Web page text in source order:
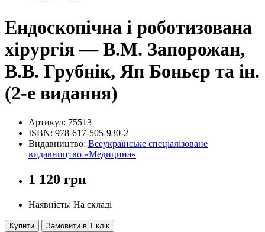
Ендоскопічна і роботизована
хірургія — В.М. Запорожан,
В.В. Грубнік, Яп Боньєр та ін.
(2-е видання)
Артикул: 75513
ISBN: 978-617-505-930-2
Видавництво: Всеукраїнське спеціалізоване
видавництво «Медицина»
1 120 грн
Наявність: На складі
Купити Замовити в 1 клік